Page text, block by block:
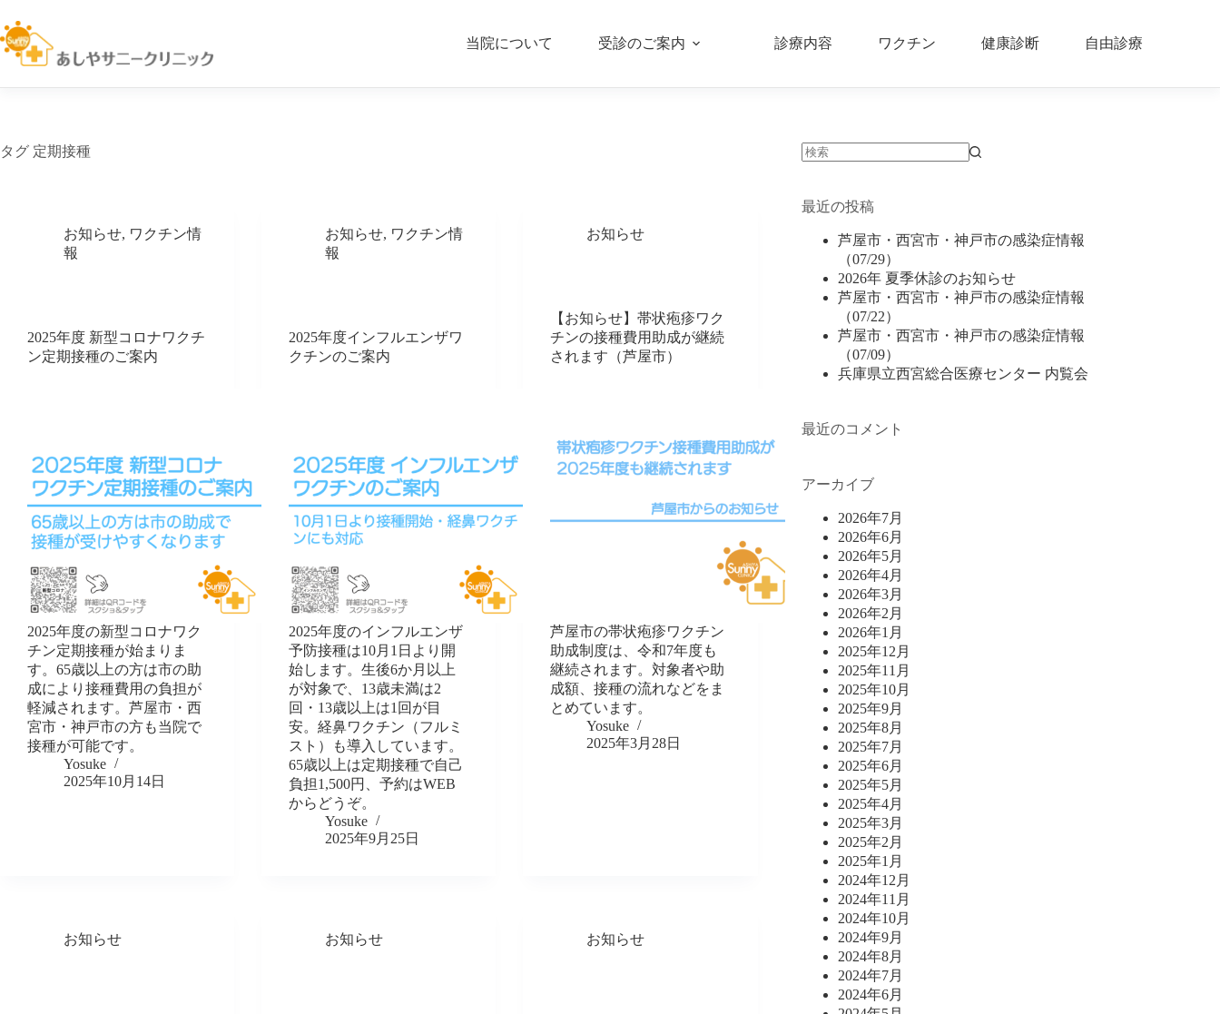
ン
テ
ツ
ッ
当院について 受診のご案内 診療内容 ワクチン 健康診断 自由診療
タグ 定期接種
お知らせ, ワクチン情
報
2025年度 新型コロナワクチ
ン定期接種のご案内
2025年度の新型コロナワク
チン定期接種が始まりま
す。65歳以上の方は市の助
成により接種費用の負担が
軽減されます。芦屋市・西
宮市・神戸市の方も当院で
接種が可能です。
Yosuke
2025年10月14日
お知らせ, ワクチン情
報
2025年度インフルエンザワ
クチンのご案内
2025年度のインフルエンザ
予防接種は10月1日より開
始します。生後6か月以上
が対象で、13歳未満は2
回・13歳以上は1回が目
安。経鼻ワクチン（フルミ
スト）も導入しています。
65歳以上は定期接種で自己
負担1,500円、予約はWEB
からどうぞ。
Yosuke
2025年9月25日
お知らせ
【お知らせ】帯状疱疹ワク
チンの接種費用助成が継続
されます（芦屋市）
芦屋市の帯状疱疹ワクチン
助成制度は、令和7年度も
継続されます。対象者や助
成額、接種の流れなどをま
とめています。
Yosuke
2025年3月28日
お知らせ お知らせ お知らせ
な
最近の投稿
芦屋市・西宮市・神戸市の感染症情報
（07/29）
2026年 夏季休診のお知らせ
芦屋市・西宮市・神戸市の感染症情報
（07/22）
芦屋市・西宮市・神戸市の感染症情報
（07/09）
兵庫県立西宮総合医療センター 内覧会
最近のコメント
アーカイブ
2026年7月
2026年6月
2026年5月
2026年4月
2026年3月
2026年2月
2026年1月
2025年12月
2025年11月
2025年10月
2025年9月
2025年8月
2025年7月
2025年6月
2025年5月
2025年4月
2025年3月
2025年2月
2025年1月
2024年12月
2024年11月
2024年10月
2024年9月
2024年8月
2024年7月
2024年6月